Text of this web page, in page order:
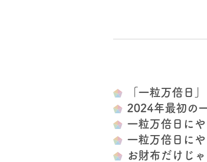
「一粒万倍日
2024年最初の
一粒万倍日に
一粒万倍日に
お財布だけじ